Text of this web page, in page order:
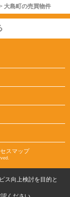
大島町の売買物件
セスマップ
ス向上検討を目的と